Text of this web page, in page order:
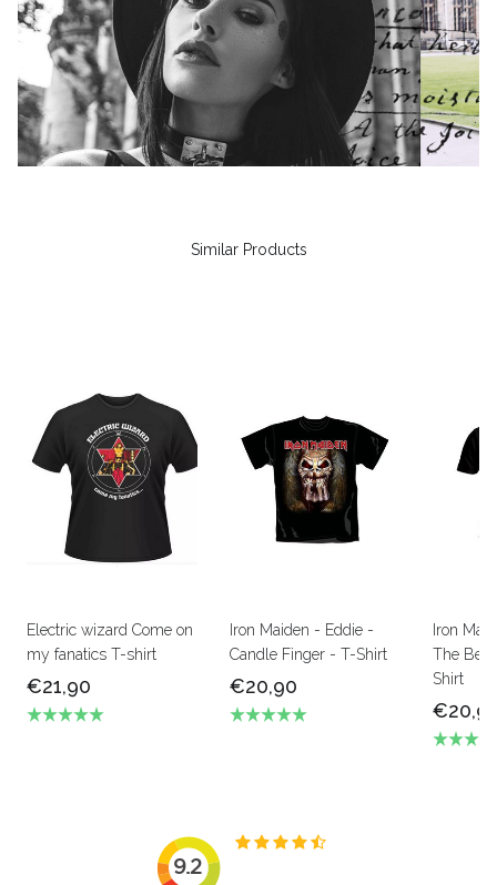
Similar Products
Electric wizard Come on
my fanatics T-shirt
€21,90
Iron Maiden - Eddie -
Candle Finger - T-Shirt
€20,90
Iron
The
Shirt